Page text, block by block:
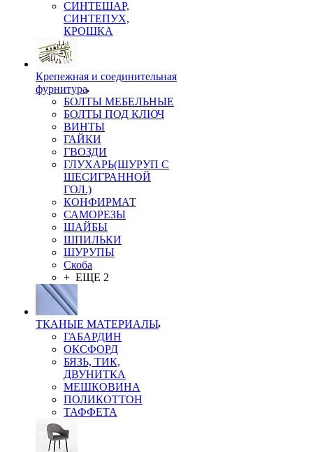
СИНТЕШАР,
СИНТЕПУХ,
КРОШКА
Крепежная и соединительная
фурнитура
БОЛТЫ МЕБЕЛЬНЫЕ
БОЛТЫ ПОД КЛЮЧ
ВИНТЫ
ГАЙКИ
ГВОЗДИ
ГЛУХАРЬ(ШУРУП С
ШЕСИГРАННОЙ
ГОЛ.)
КОНФИРМАТ
САМОРЕЗЫ
ШАЙБЫ
ШПИЛЬКИ
ШУРУПЫ
Скоба
+ ЕЩЕ 2
ТКАНЫЕ МАТЕРИАЛЫ
ГАБАРДИН
ОКСФОРД
БЯЗЬ, ТИК,
ДВУНИТКА
МЕШКОВИНА
ПОЛИКОТТОН
ТАФФЕТА